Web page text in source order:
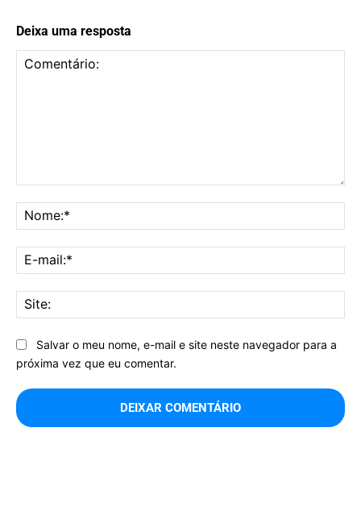
Deixa uma resposta
Salvar o meu nome, e-mail e site neste navegador para a
próxima vez que eu comentar.